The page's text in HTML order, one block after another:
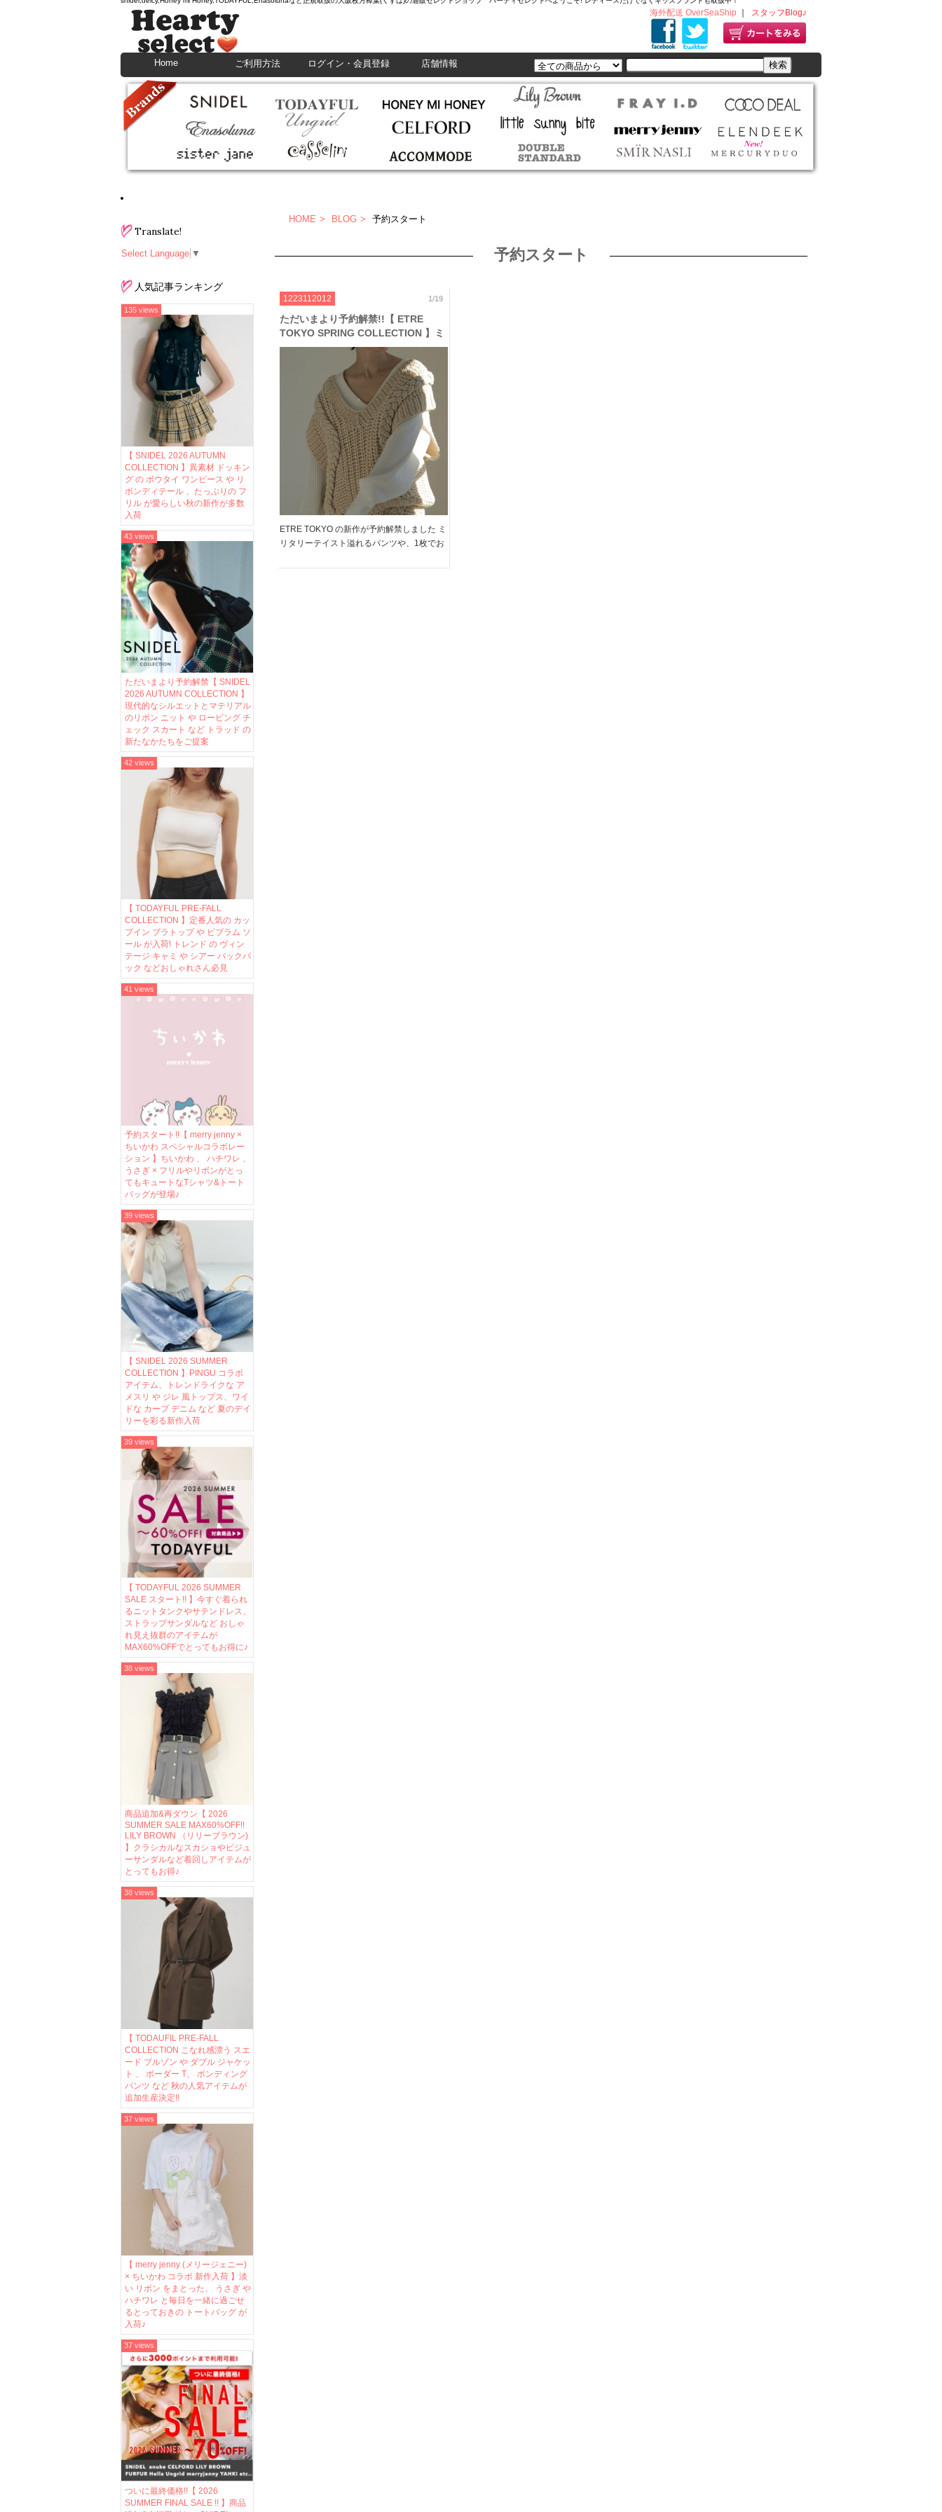
海外配送 OverSeaShip スタッフBlog♪
Home ご利用方法 ログイン・会員登録 店舗情報
Translate!
Select Language ▼
人気記事ランキング
【 SNIDEL 2026 AUTUMN
COLLECTION 】異素材 ドッキン
グ の ボウタイ ワンピース や リ
ボンディテール 、たっぷりの フ
リル が愛らしい秋の新作が多数
入荷
135 views
ただいまより予約解禁【 SNIDEL
2026 AUTUMN COLLECTION 】
現代的なシルエットとマテリアル
のリボン ニット や ロービング チ
ェック スカート など トラッド の
新たなかたちをご提案
43 views
【 TODAYFUL PRE-FALL
COLLECTION 】定番人気の カッ
プイン ブラトップ や ビブラム ソ
ール が入荷! トレンド の ヴィン
テージ キャミ や シアー バックパ
ック などおしゃれさん必見
42 views
予約スタート!!【 merry jenny ×
ちいかわ スペシャルコラボレー
ション 】ちいかわ 、 ハチワレ 、
うさぎ × フリルやリボンがとっ
てもキュートなTシャツ&トート
バッグが登場♪
41 views
【 SNIDEL 2026 SUMMER
COLLECTION 】PINGU コラボ
アイテム、トレンドライクな ア
メスリ や ジレ 風トップス、ワイ
ドな カーブ デニム など 夏のデイ
リーを彩る新作入荷
39 views
【 TODAYFUL 2026 SUMMER
SALE スタート!! 】今すぐ着られ
るニットタンクやサテンドレス、
ストラップサンダルなど おしゃ
れ見え抜群のアイテムが
MAX60%OFFでとってもお得に♪
39 views
商品追加&再ダウン【 2026
SUMMER SALE MAX60%OFF!!
LILY BROWN （リリーブラウン)
】クラシカルなスカショやビジュ
ーサンダルなど着回しアイテムが
とってもお得♪
38 views
【 TODAUFIL PRE-FALL
COLLECTION こなれ感漂う スエ
ード ブルゾン や ダブル ジャケッ
ト 、 ボーダー T、 ボンディング
パンツ など 秋の人気アイテムが
追加生産決定!!
38 views
【 merry jenny (メリージェニー)
× ちいかわ コラボ 新作入荷 】淡
い リボン をまとった、 うさぎ や
ハチワレ と毎日を一緒に過ごせ
るとっておきの トートバッグ が
入荷♪
37 views
ついに最終価格!!【 2026
SUMMER FINAL SALE !! 】商品
37 views
HOME BLOG 予約スタート
予約スタート
1223112012 1/19
ただいまより予約解禁!!【 ETRE
TOKYO SPRING COLLECTION 】ミ
リタリーライクなサーマルやワークパ
ンツなど、トレンドの新作がラインナ
ETRE TOKYO の新作が予約解禁しました ミ
リタリーテイスト溢れるパンツや、1枚でお
ぷりなアイテムがラインナップ♪ 大人のワン